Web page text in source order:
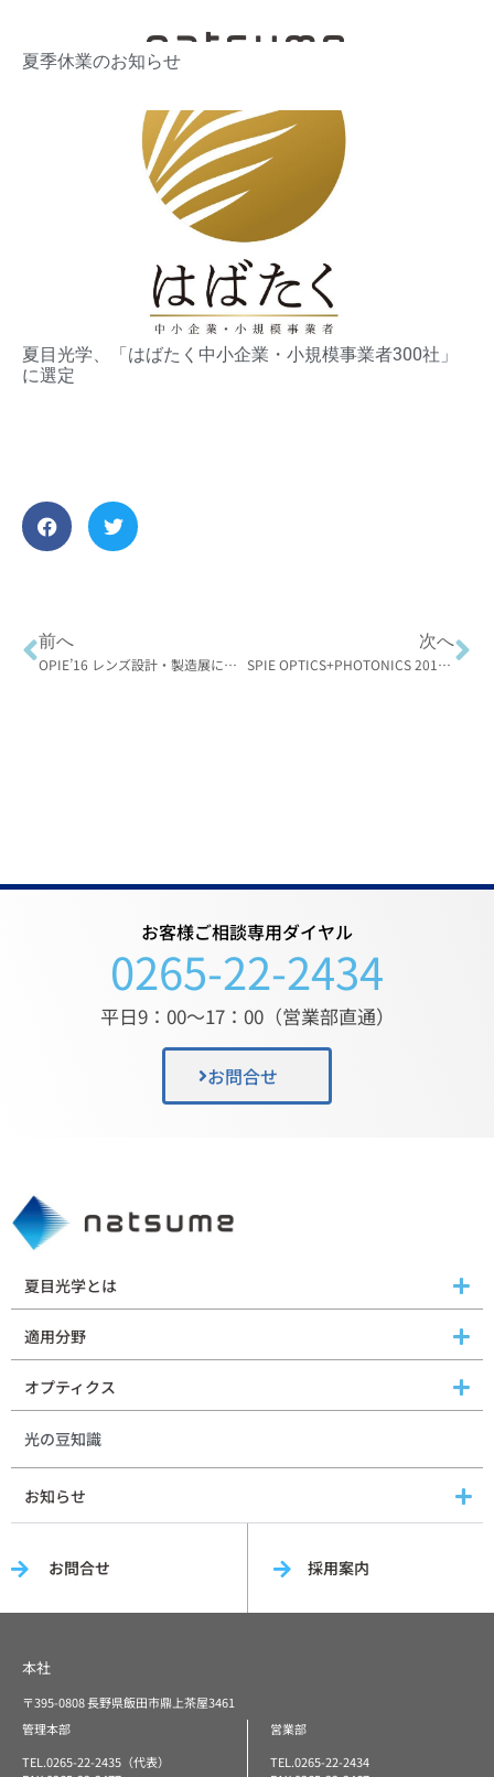
夏季休業のお知らせ
夏目光学、「はばたく中小企業・小規模事業者300社」
に選定
前へ
OPIE’16 レンズ設計・製造展に出展いたしました
次へ
SPIE OPTICS+PHOTONICS 2016に出展いたしました
お客様ご相談専用ダイヤル
0265-22-2434
平日9：00〜17：00（営業部直通）
お問合せ
夏目光学とは
適用分野
オプティクス
光の豆知識
お知らせ
お問合せ 採用案内
本社
〒395-0808 長野県飯田市鼎上茶屋3461
管理本部
TEL.0265-22-2435（代表）
営業部
TEL.0265-22-2434